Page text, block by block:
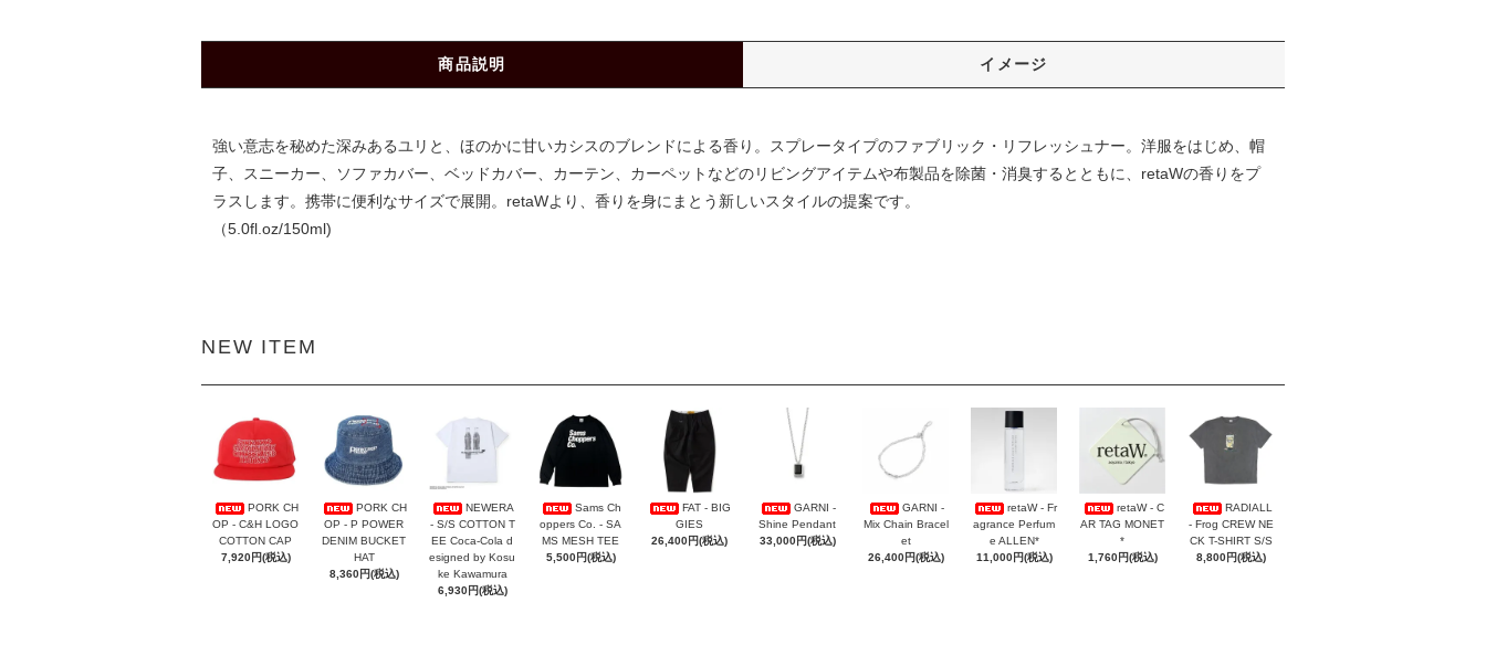
商品説明 イメージ
強い意志を秘めた深みあるユリと、ほのかに甘いカシスのブレンドによる香り。スプレータイプのファブリック・リフレッシュナー。洋服をはじめ、帽
子、スニーカー、ソファカバー、ベッドカバー、カーテン、カーペットなどのリビングアイテムや布製品を除菌・消臭するとともに、retaWの香りをプ
ラスします。携帯に便利なサイズで展開。retaWより、香りを身にまとう新しいスタイルの提案です。
（5.0fl.oz/150ml)
NEW ITEM
PORK CH
OP - C&H LOGO
COTTON CAP
7,920円(税込)
PORK CH
OP - P POWER
DENIM BUCKET
HAT
8,360円(税込)
NEWERA
- S/S COTTON T
EE Coca-Cola d
esigned by Kosu
ke Kawamura
6,930円(税込)
Sams Ch
oppers Co. - SA
MS MESH TEE
5,500円(税込)
FAT - BIG
GIES
26,400円(税込)
GARNI -
Shine Pendant
33,000円(税込)
GARNI -
Mix Chain Bracel
et
26,400円(税込)
retaW - Fr
agrance Perfum
e ALLEN*
11,000円(税込)
retaW - C
AR TAG MONET
*
1,760円(税込)
RADIALL
- Frog CREW NE
CK T-SHIRT S/S
8,800円(税込)